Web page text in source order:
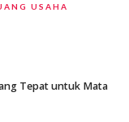
USAHA
Tepat untuk Mata